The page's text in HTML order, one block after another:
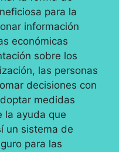
para la
información
económicas
sobre los
las personas
decisiones con
medidas
la ayuda que
un sistema de
para las